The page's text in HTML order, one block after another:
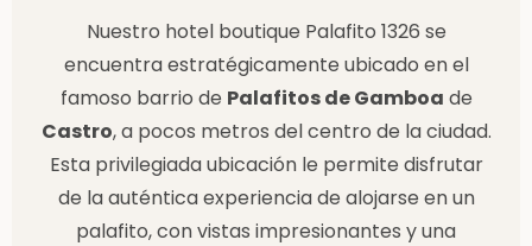
Nuestro hotel boutique Palafito 1326 se
encuentra estratégicamente ubicado en el
famoso barrio de Palafitos de Gamboa de
Castro, a pocos metros del centro de la ciudad.
Esta privilegiada ubicación le permite disfrutar
de la auténtica experiencia de alojarse en un
palafito, con vistas impresionantes y una